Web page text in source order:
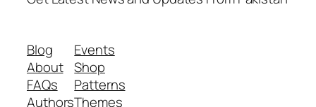
Blog
About
FAQs
Authors
Events
Shop
Patterns
Themes